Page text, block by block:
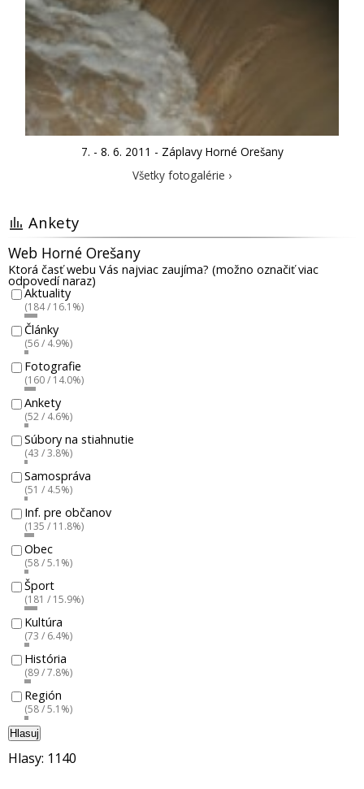
7. - 8. 6. 2011 - Záplavy Horné Orešany
Všetky fotogalérie ›
Ankety
Web Horné Orešany
Ktorá časť webu Vás najviac zaujíma? (možno označiť viac
odpovedí naraz)
Aktuality
(184 / 16.1%)
Články
(56 / 4.9%)
Fotografie
(160 / 14.0%)
Ankety
(52 / 4.6%)
Súbory na stiahnutie
(43 / 3.8%)
Samospráva
(51 / 4.5%)
Inf. pre občanov
(135 / 11.8%)
Obec
(58 / 5.1%)
Šport
(181 / 15.9%)
Kultúra
(73 / 6.4%)
História
(89 / 7.8%)
Región
(58 / 5.1%)
Hlasuj
Hlasy: 1140